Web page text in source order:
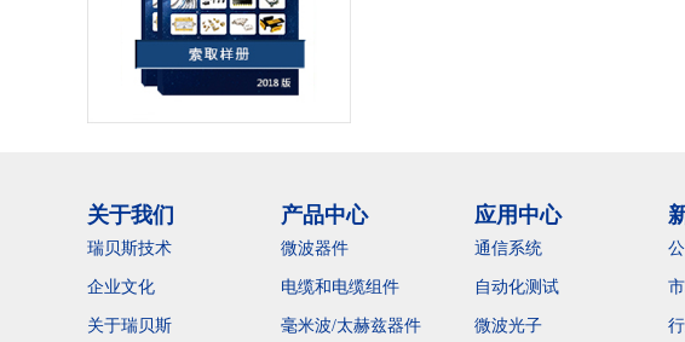
关于我们
瑞贝斯技术
企业文化
关于瑞贝斯
产品中心
微波器件
电缆和电缆组件
毫米波/太赫兹器件
应用中心
通信系统
自动化测试
微波光子